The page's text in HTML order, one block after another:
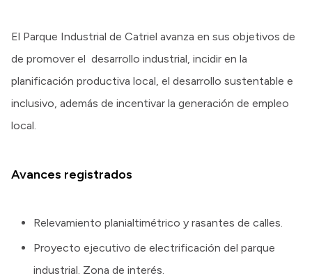
El Parque Industrial de Catriel avanza en sus objetivos de
de promover el desarrollo industrial, incidir en la
planificación productiva local, el desarrollo sustentable e
inclusivo, además de incentivar la generación de empleo
local.
Avances registrados
Relevamiento planialtimétrico y rasantes de calles.
Proyecto ejecutivo de electrificación del parque
industrial. Zona de interés.